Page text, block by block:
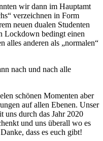
wir dann im Hauptamt
verzeichnen in Form
neuen dualen Studenten
Lockdown bedingt einen
alles anderen als „normalen“
nach und nach alle
schönen Momenten aber
auf allen Ebenen. Unser
durch das Jahr 2020
und uns überall wo es
dass es euch gibt!